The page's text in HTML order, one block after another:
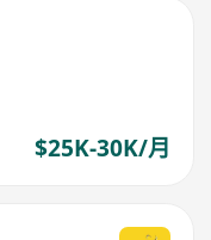
$25K-30K/月